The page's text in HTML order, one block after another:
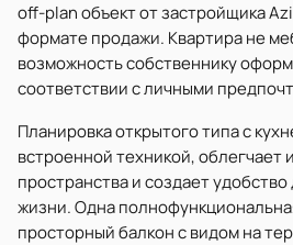
off-plan объект от застройщика
формате продажи. Квартира не
возможность собственнику
соответствии с личными
Планировка открытого типа с
встроенной техникой, облегчает
пространства и создает
жизни. Одна
просторный балкон с видом на